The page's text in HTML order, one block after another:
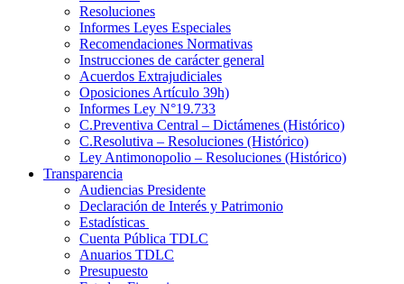
Resoluciones
Informes Leyes Especiales
Recomendaciones Normativas
Instrucciones de carácter general
Acuerdos Extrajudiciales
Oposiciones Artículo 39h)
Informes Ley N°19.733
C.Preventiva Central – Dictámenes (Histórico)
C.Resolutiva – Resoluciones (Histórico)
Ley Antimonopolio – Resoluciones (Histórico)
Transparencia
Audiencias Presidente
Declaración de Interés y Patrimonio
Estadísticas
Cuenta Pública TDLC
Anuarios TDLC
Presupuesto